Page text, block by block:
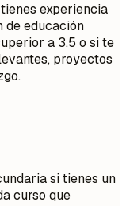
experiencia
de educación
a 3.5 o si te
proyectos
si tienes un
curso que